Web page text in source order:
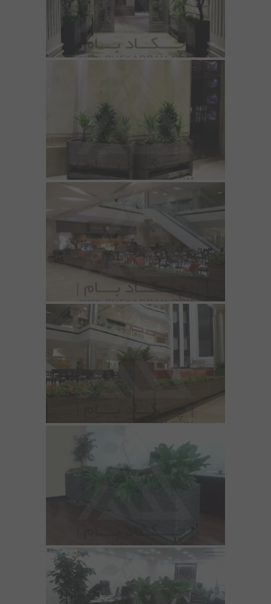
مقالات
تماس با دفتر مرکزی